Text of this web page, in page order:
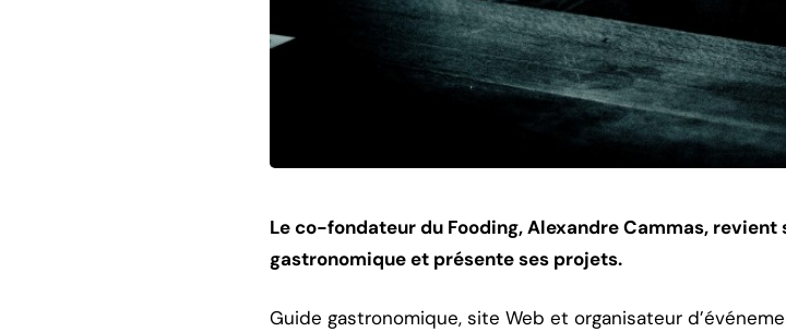
Le co-fondateur du Fooding, Alexandre Cammas, revient
gastronomique et présente ses projets.
Guide gastronomique, site Web et organisateur